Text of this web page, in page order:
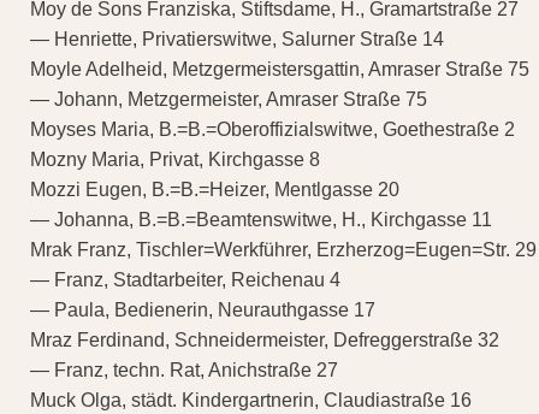
Moy de Sons Franziska, Stiftsdame, H., Gramartstraße 27
— Henriette, Privatierswitwe, Salurner Straße 14
Moyle Adelheid, Metzgermeistersgattin, Amraser Straße 75
— Johann, Metzgermeister, Amraser Straße 75
Moyses Maria, B.=B.=Oberoffizialswitwe, Goethestraße 2
Mozny Maria, Privat, Kirchgasse 8
Mozzi Eugen, B.=B.=Heizer, Mentlgasse 20
— Johanna, B.=B.=Beamtenswitwe, H., Kirchgasse 11
Mrak Franz, Tischler=Werkführer, Erzherzog=Eugen=Str. 29
— Franz, Stadtarbeiter, Reichenau 4
— Paula, Bedienerin, Neurauthgasse 17
Mraz Ferdinand, Schneidermeister, Defreggerstraße 32
— Franz, techn. Rat, Anichstraße 27
Muck Olga, städt. Kindergartnerin, Claudiastraße 16